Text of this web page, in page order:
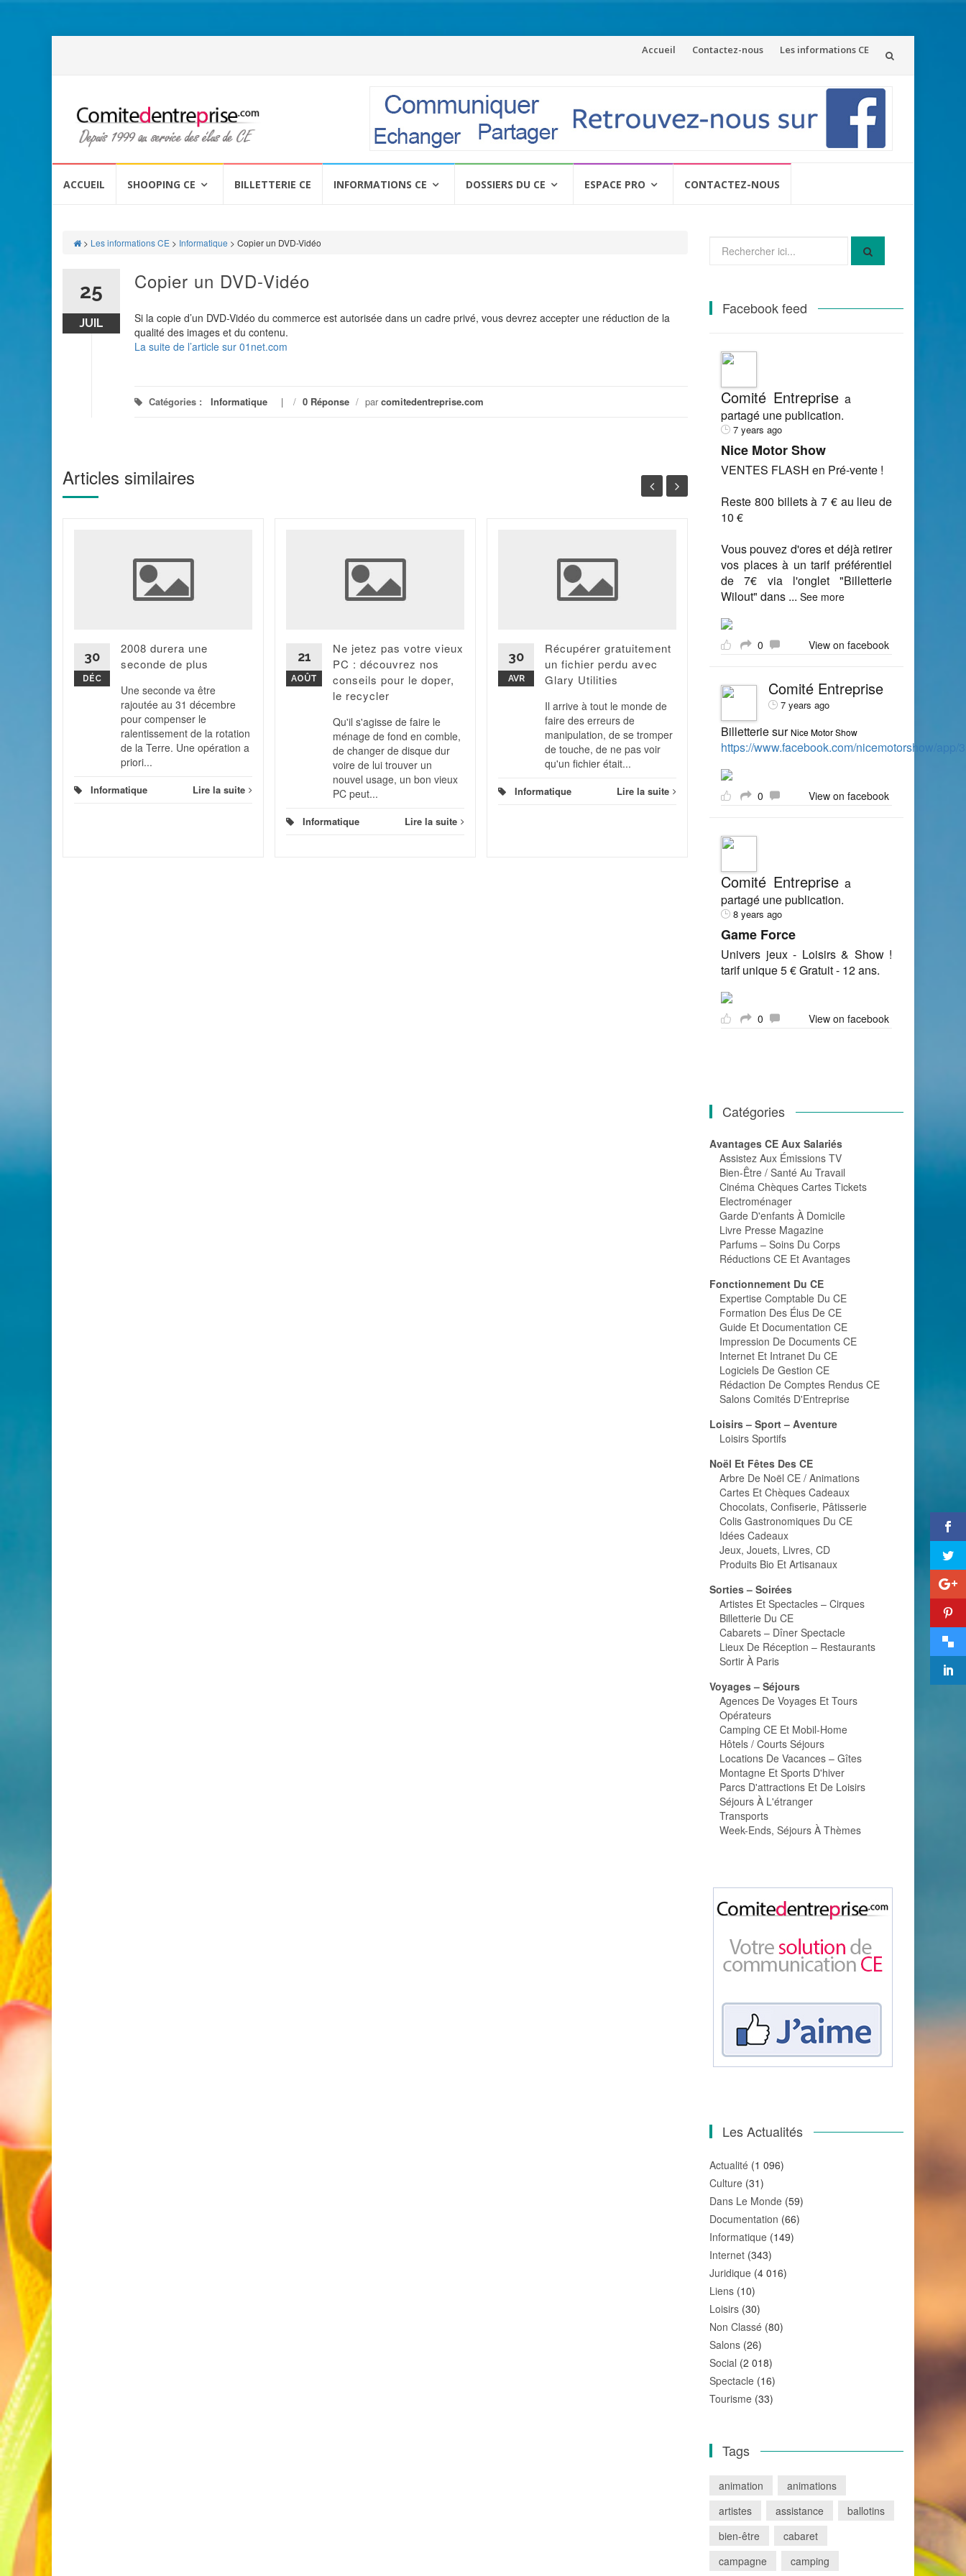
Aller
Accueil Contactez-nous Les informations CE
ACCUEIL SHOOPING CE BILLETTERIE CE INFORMATIONS CE DOSSIERS DU CE ESPACE PRO CONTACTEZ-NOUS
> Les informations CE > Informatique > Copier un DVD-Vidéo
25
JUIL
Copier un DVD-Vidéo
Si la copie d’un DVD-Vidéo du commerce est autorisée dans un cadre privé, vous devrez accepter une réduction de la
qualité des images et du contenu.
La suite de l’article sur 01net.com
Catégories : Informatique / 0 Réponse / parcomitedentreprise.com
Articles similaires
30
DÉC
2008 durera une
seconde de plus
Une seconde va être
rajoutée au 31 décembre
pour compenser le
ralentissement de la rotation
de la Terre. Une opération a
priori...
Informatique Lire la suite
21
AOÛT
Ne jetez pas votre vieux
PC : découvrez nos
conseils pour le doper,
le recycler
Qu'il s'agisse de faire le
ménage de fond en comble,
de changer de disque dur
voire de lui trouver un
nouvel usage, un bon vieux
PC peut...
Informatique Lire la suite
30
AVR
Récupérer gratuitement
un fichier perdu avec
Glary Utilities
Il arrive à tout le monde de
faire des erreurs de
manipulation, de se tromper
de touche, de ne pas voir
qu'un fichier était...
Informatique Lire la suite
19
FÉV
Améliorez les
performances de votre
PC portable
Quelques manipulations
Informatique Lire la suite
pour
Facebook feed
Comité Entreprisea
partagé une publication.
7 years ago
Nice Motor Show
VENTES FLASH en Pré-vente !
Reste 800 billets à 7 € au lieu de
10 €
Vous pouvez d'ores et déjà retirer
vos places à un tarif préférentiel
de 7€ via l'onglet "Billetterie
Wilout" dans ... See more
0 View on facebook
Comité Entreprise
7 years ago
Billetterie sur Nice Motor Show
https://www.facebook.com/nicemotorshow/app/
0 View on facebook
Comité Entreprisea
partagé une publication.
8 years ago
Game Force
Univers jeux - Loisirs & Show !
tarif unique 5 € Gratuit - 12 ans.
0 View on facebook
Catégories
Avantages CE Aux Salariés
Assistez Aux Émissions TV
Bien-Être / Santé Au Travail
Cinéma Chèques Cartes Tickets
Electroménager
Garde D'enfants À Domicile
Livre Presse Magazine
Parfums – Soins Du Corps
Réductions CE Et Avantages
Fonctionnement Du CE
Expertise Comptable Du CE
Formation Des Élus De CE
Guide Et Documentation CE
Impression De Documents CE
Internet Et Intranet Du CE
Logiciels De Gestion CE
Rédaction De Comptes Rendus CE
Salons Comités D'Entreprise
Loisirs – Sport – Aventure
Loisirs Sportifs
Noël Et Fêtes Des CE
Arbre De Noël CE / Animations
Cartes Et Chèques Cadeaux
Chocolats, Confiserie, Pâtisserie
Colis Gastronomiques Du CE
Idées Cadeaux
Jeux, Jouets, Livres, CD
Produits Bio Et Artisanaux
Sorties – Soirées
Artistes Et Spectacles – Cirques
Billetterie Du CE
Cabarets – Dîner Spectacle
Lieux De Réception – Restaurants
Sortir À Paris
Voyages – Séjours
Agences De Voyages Et Tours
Opérateurs
Camping CE Et Mobil-Home
Hôtels / Courts Séjours
Locations De Vacances – Gîtes
Montagne Et Sports D'hiver
Parcs D'attractions Et De Loisirs
Séjours À L'étranger
Transports
Week-Ends, Séjours À Thèmes
Les Actualités
Actualité (1 096)
Culture (31)
Dans Le Monde (59)
Documentation (66)
Informatique (149)
Internet (343)
Juridique (4 016)
Liens (10)
Loisirs (30)
Non Classé (80)
Salons (26)
Social (2 018)
Spectacle (16)
Tourisme (33)
Tags
animation
animations
artistes
assistance
ballotins
bien-être
cabaret
campagne
camping